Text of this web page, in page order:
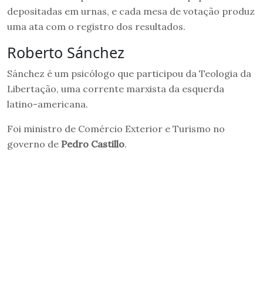
depositadas em urnas, e cada mesa de votação produz
uma ata com o registro dos resultados.
Roberto Sánchez
Sánchez é um psicólogo que participou da Teologia da
Libertação, uma corrente marxista da esquerda
latino-americana.
Foi ministro de Comércio Exterior e Turismo no
governo de Pedro Castillo.